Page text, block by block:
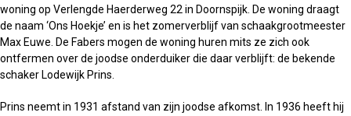
woning op Verlengde Haerderweg 22 in Doornspijk. De woning draagt
de naam ‘Ons Hoekje’ en is het zomerverblijf van schaakgrootmeester
Max Euwe. De Fabers mogen de woning huren mits ze zich ook
ontfermen over de joodse onderduiker die daar verblijft: de bekende
schaker Lodewijk Prins.
Prins neemt in 1931 afstand van zijn joodse afkomst. In 1936 heeft hij